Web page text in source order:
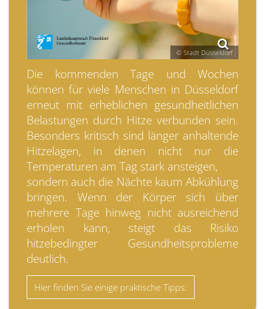
© Stadt Düsseldorf
Die kommenden Tage und Wochen
können für viele Menschen in Düsseldorf
erneut mit erheblichen gesundheitlichen
Belastungen durch Hitze verbunden sein.
Besonders kritisch sind länger anhaltende
Hitzelagen, in denen nicht nur die
Temperaturen am Tag stark ansteigen,
sondern auch die Nächte kaum Abkühlung
bringen. Wenn der Körper sich über
mehrere Tage hinweg nicht ausreichend
erholen kann, steigt das Risiko
hitzebedingter Gesundheitsprobleme
deutlich.
Hier finden Sie einige praktische Tipps: